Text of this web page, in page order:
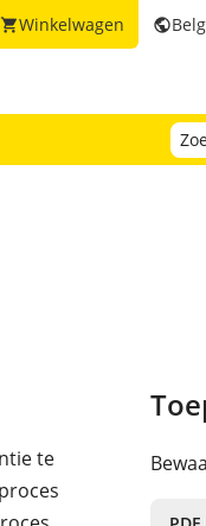
public
shopping_cartWinkelwagen
te